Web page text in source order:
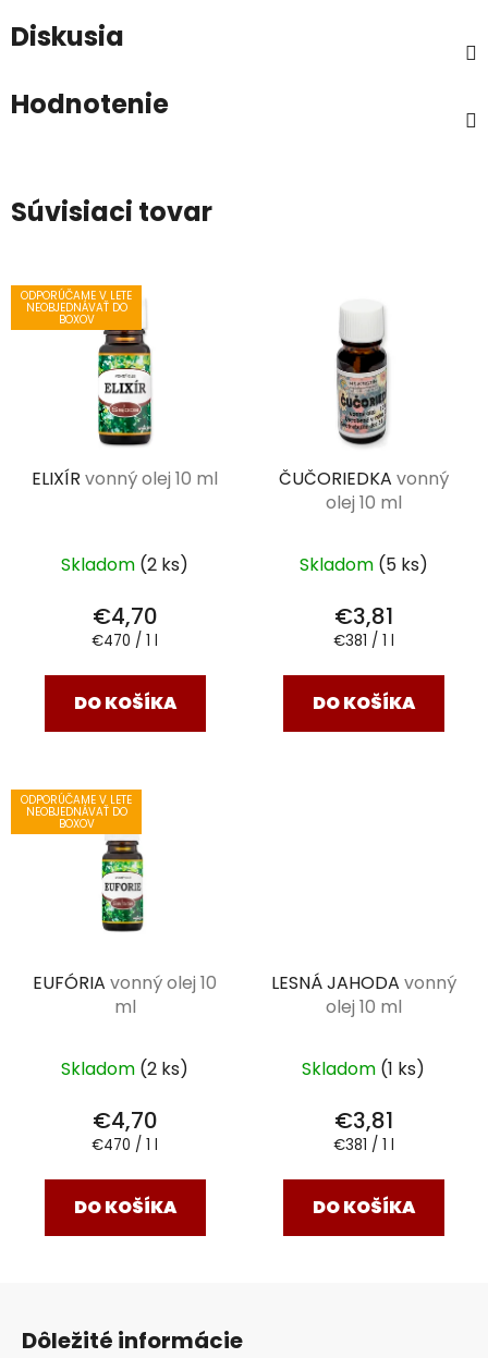
Diskusia
Hodnotenie
Súvisiaci tovar
ODPORÚČAME V LETE
NEOBJEDNÁVAŤ DO
BOXOV
ELIXÍR vonný olej 10 ml
Skladom (2 ks)
€4,70
Jednotková
€470 / 1 l
DO KOŠÍKA
ČUČORIEDKA vonný
olej 10 ml
Skladom (5 ks)
€3,81
Jednotková
€381 / 1 l
DO KOŠÍKA
ODPORÚČAME V LETE
NEOBJEDNÁVAŤ DO
BOXOV
EUFÓRIA vonný olej 10
ml
Skladom (2 ks)
€4,70
Jednotková
€470 / 1 l
DO KOŠÍKA
LESNÁ JAHODA vonný
olej 10 ml
Skladom (1 ks)
€3,81
Jednotková
€381 / 1 l
DO KOŠÍKA
Dôležité informácie